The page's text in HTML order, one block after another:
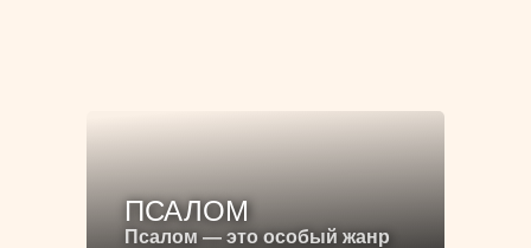
ПСАЛОМ
Псалом — это особый жанр